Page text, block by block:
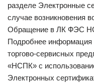
разделе Электронные
случае возникновения
Обращение в ЛК ФЭС
Подробнее информация
торгово-сервисных
«НСПК» с
Электронных